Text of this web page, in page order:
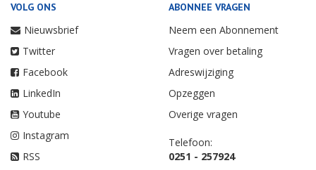
VOLG ONS
Nieuwsbrief
Twitter
Facebook
LinkedIn
Youtube
Instagram
RSS
ABONNEE VRAGEN
Neem een Abonnement
Vragen over betaling
Adreswijziging
Opzeggen
Overige vragen
Telefoon:
0251 - 257924